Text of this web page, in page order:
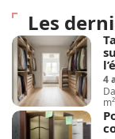
Les
4